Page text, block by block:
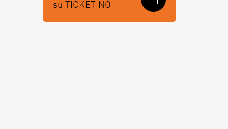
su TICKETINO